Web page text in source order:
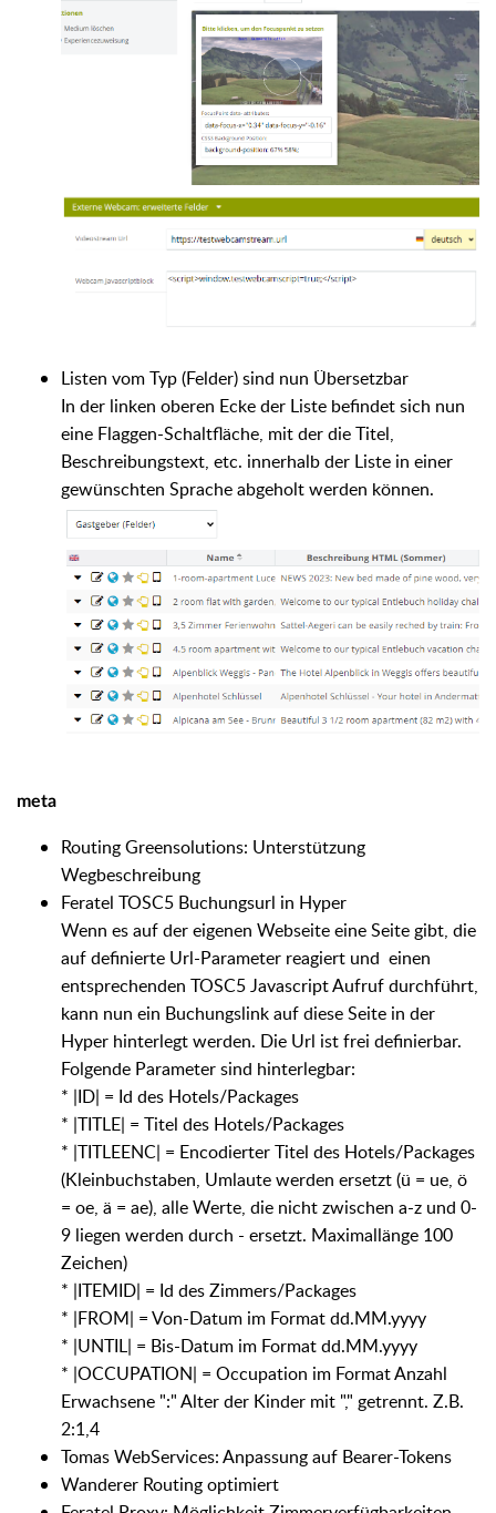
Listen vom Typ (Felder) sind nun Übersetzbar
In der linken oberen Ecke der Liste befindet sich nun
eine Flaggen-Schaltfläche, mit der die Titel,
Beschreibungstext, etc. innerhalb der Liste in einer
gewünschten Sprache abgeholt werden können.
meta
Routing Greensolutions: Unterstützung
Wegbeschreibung
Feratel TOSC5 Buchungsurl in Hyper
Wenn es auf der eigenen Webseite eine Seite gibt, die
auf definierte Url-Parameter reagiert und einen
entsprechenden TOSC5 Javascript Aufruf durchführt,
kann nun ein Buchungslink auf diese Seite in der
Hyper hinterlegt werden. Die Url ist frei definierbar.
Folgende Parameter sind hinterlegbar:
* |ID| = Id des Hotels/Packages
* |TITLE| = Titel des Hotels/Packages
* |TITLEENC| = Encodierter Titel des Hotels/Packages
(Kleinbuchstaben, Umlaute werden ersetzt (ü = ue, ö
= oe, ä = ae), alle Werte, die nicht zwischen a-z und 0-
9 liegen werden durch - ersetzt. Maximallänge 100
Zeichen)
* |ITEMID| = Id des Zimmers/Packages
* |FROM| = Von-Datum im Format dd.MM.yyyy
* |UNTIL| = Bis-Datum im Format dd.MM.yyyy
* |OCCUPATION| = Occupation im Format Anzahl
Erwachsene ":" Alter der Kinder mit "," getrennt. Z.B.
2:1,4
Tomas WebServices: Anpassung auf Bearer-Tokens
Wanderer Routing optimiert